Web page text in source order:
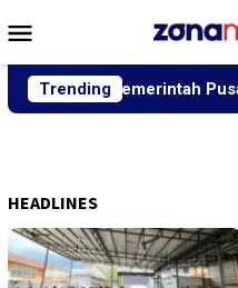
ke
Mobile
Trending
Pemerintah Pusat
HEADLINES